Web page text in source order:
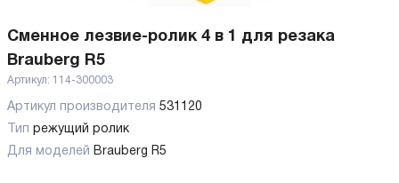
Сменное лезвие-ролик 4 в 1 для резака
Brauberg R5
Артикул: 114-300003
Артикул производителя 531120
Тип режущий ролик
Для моделей Brauberg R5